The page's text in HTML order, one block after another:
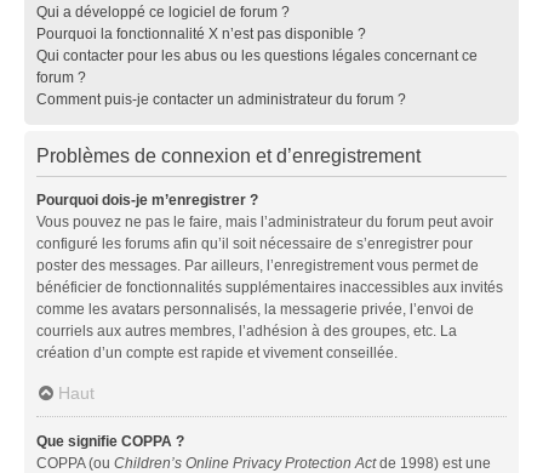
Qui a développé ce logiciel de forum ?
Pourquoi la fonctionnalité X n’est pas disponible ?
Qui contacter pour les abus ou les questions légales concernant ce
forum ?
Comment puis-je contacter un administrateur du forum ?
Problèmes de connexion et d’enregistrement
Pourquoi dois-je m’enregistrer ?
Vous pouvez ne pas le faire, mais l’administrateur du forum peut avoir
configuré les forums afin qu’il soit nécessaire de s’enregistrer pour
poster des messages. Par ailleurs, l’enregistrement vous permet de
bénéficier de fonctionnalités supplémentaires inaccessibles aux invités
comme les avatars personnalisés, la messagerie privée, l’envoi de
courriels aux autres membres, l’adhésion à des groupes, etc. La
création d’un compte est rapide et vivement conseillée.
Haut
Que signifie COPPA ?
COPPA (ou Children’s Online Privacy Protection Actde 1998) est une